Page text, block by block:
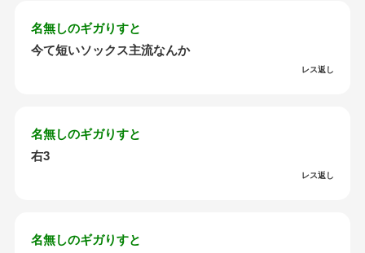
名無しのギガりすと
今て短いソックス主流なんか
レス返し
名無しのギガりすと
右3
レス返し
名無しのギガりすと